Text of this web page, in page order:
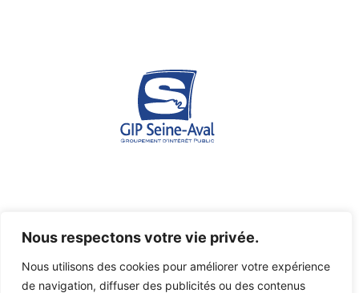
Nous respectons votre vie privée.
Nous utilisons des cookies pour améliorer votre expérience
de navigation, diffuser des publicités ou des contenus
Espace des marégraphes - Quai de Boisguilbert - 76176
ROUEN Cedex 1
07 45 03 46 36